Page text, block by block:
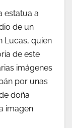
estatua a
de un
Lucas, quien
de este
imágenes
por unas
doña
imagen